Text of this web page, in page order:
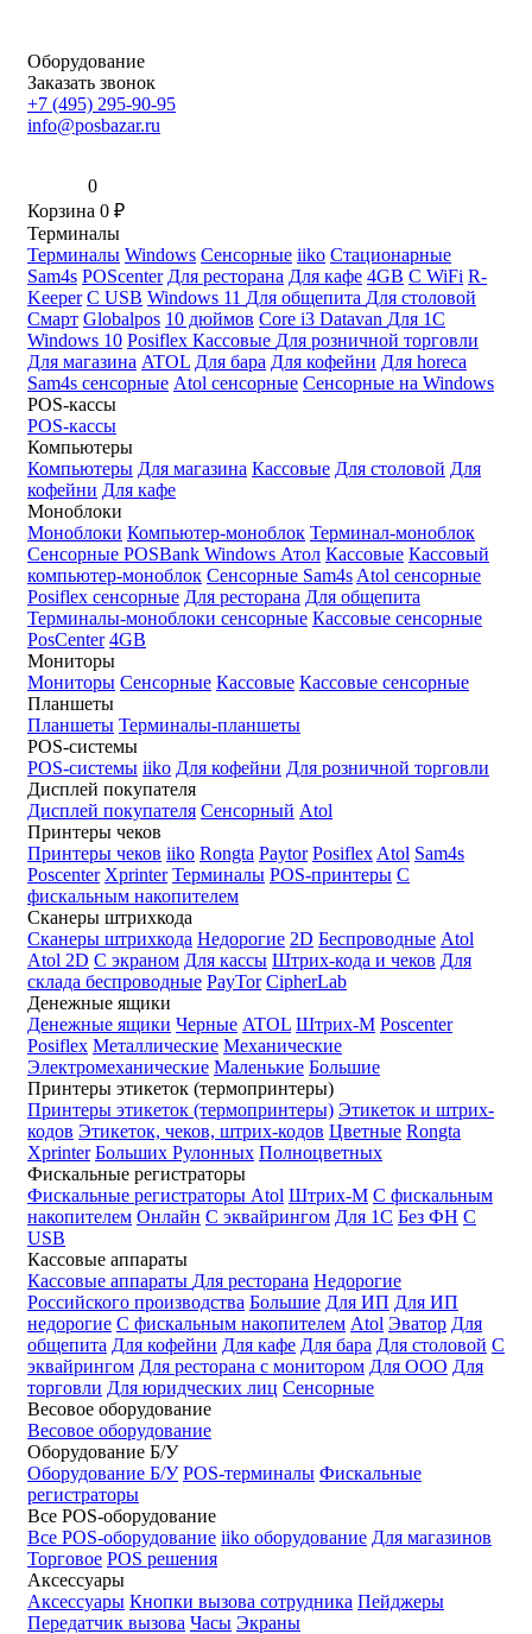
Оборудование
Заказать звонок
+7 (495) 295-90-95
info@posbazar.ru
0
Корзина 0 ₽
Терминалы
Терминалы Windows Сенсорные iiko Стационарные
Sam4s POScenter Для ресторана Для кафе 4GB С WiFi R-
Keeper С USB Windows 11 Для общепита Для столовой
Смарт Globalpos 10 дюймов Core i3 Datavan Для 1С
Windows 10 Posiflex Кассовые Для розничной торговли
Для магазина ATOL Для бара Для кофейни Для horeca
Sam4s сенсорные Atol сенсорные Сенсорные на Windows
POS-кассы
POS-кассы
Компьютеры
Компьютеры Для магазина Кассовые Для столовой Для
кофейни Для кафе
Моноблоки
Моноблоки Компьютер-моноблок Терминал-моноблок
Сенсорные POSBank Windows Атол Кассовые Кассовый
компьютер-моноблок Сенсорные Sam4s Atol сенсорные
Posiflex сенсорные Для ресторана Для общепита
Терминалы-моноблоки сенсорные Кассовые сенсорные
PosCenter 4GB
Мониторы
Мониторы Сенсорные Кассовые Кассовые сенсорные
Планшеты
Планшеты Терминалы-планшеты
POS-системы
POS-системы iiko Для кофейни Для розничной торговли
Дисплей покупателя
Дисплей покупателя Сенсорный Atol
Принтеры чеков
Принтеры чеков iiko Rongta Paytor Posiflex Atol Sam4s
Poscenter Xprinter Терминалы POS-принтеры С
фискальным накопителем
Сканеры штрихкода
Сканеры штрихкода Недорогие 2D Беспроводные Atol
Atol 2D С экраном Для кассы Штрих-кода и чеков Для
склада беспроводные PayTor CipherLab
Денежные ящики
Денежные ящики Черные ATOL Штрих-М Poscenter
Posiflex Металлические Механические
Электромеханические Маленькие Большие
Принтеры этикеток (термопринтеры)
Принтеры этикеток (термопринтеры) Этикеток и штрих-
кодов Этикеток, чеков, штрих-кодов Цветные Rongta
Xprinter Больших Рулонных Полноцветных
Фискальные регистраторы
Фискальные регистраторы Atol Штрих-М С фискальным
накопителем Онлайн С эквайрингом Для 1С Без ФН С
USB
Кассовые аппараты
Кассовые аппараты Для ресторана Недорогие
Российского производства Большие Для ИП Для ИП
недорогие С фискальным накопителем Atol Эватор Для
общепита Для кофейни Для кафе Для бара Для столовой С
эквайрингом Для ресторана с монитором Для ООО Для
торговли Для юридческих лиц Сенсорные
Весовое оборудование
Весовое оборудование
Оборудование Б/У
Оборудование Б/У POS-терминалы Фискальные
регистраторы
Все POS-оборудование
Все POS-оборудование iiko оборудование Для магазинов
Торговое POS решения
Аксессуары
Аксессуары Кнопки вызова сотрудника Пейджеры
Передатчик вызова Часы Экраны